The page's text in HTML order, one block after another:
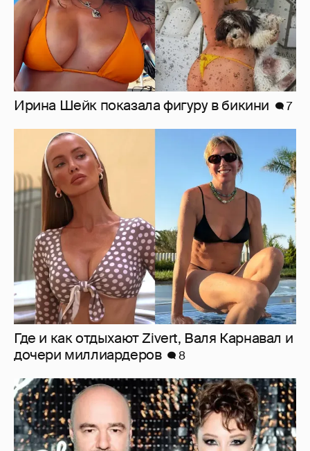
Где и как отдыхают Zivert, Валя Карнавал и
дочери миллиардеров
"Оплаченный алиментами хейт". Полина
Диброва снова высказалась о бывшей